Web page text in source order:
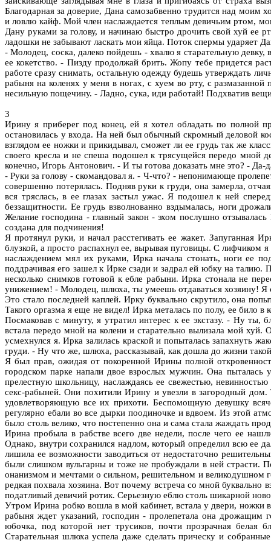
Благодарная за доверие, Дана самозабвенно трудится над моим
и ловлю кайф. Мой член наслаждается теплым девичьим ртом,
Дану руками за голову, и начинаю быстро дрочить свой хуй ее
ладошки не забывают ласкать мои яйца. Поток спермы ударяет
- Молодец, соска, далеко пойдешь - хвалю я старательную
ее кокетство. - Пизду продолжай брить. Жопу тебе придется
работе сразу снимать, остальную одежду будешь утверждать
рабыня на коленях у меня в ногах, с хуем во рту, с
несильную пощечину. - Ладно, сука, иди работай! Подхватив
3
Ирину я приберег под конец, ей я хотел обладать по полной
остановилась у входа. На ней был обычный скромный деловой
взглядом ее ножки и прикидывал, сможет ли ее грудь так же
своего кресла и не спеша подошел к трясущейся передо мной
конечно, Игорь Антонович. - И ты готова доказать мне это? - Да-
- Руки за голову - скомандовал я. - Ч-что? - непонимающе
совершенно потерялась. Подняв руки к груди, она замерла,
вся тряслась, в ее глазах застыл ужас. Я подошел к ней
беззащитности. Ее грудь взволнованно вздымалась, ноги
Желание господина - главный закон - эхом послушно
создана для подчинения!
Я протянул руки, и начал расстегивать ее жакет. Запуганная
блузкой, а просто распахнул ее, вырывая пуговицы. С лифчиком
наслаждением мял их руками, Ирка начала стонать, ноги ее
поддрачивая его зашел к Ирке сзади и задрал ей юбку на талию.
несколько снимков готовой к ебле рабыни. Ирка стонала не
унижением! - Молодец, шлюха, ты умеешь отдаваться хозяину! Я
Это стало последней каплей. Ирку буквально скрутило, она
Такого оргазма я еще не видел! Ирка металась по полу, ее било
Посмаковав с минуту, я утратил интерес к ее экстазу. - Ну
встала передо мной на колени и старательно вылизала мой
усмехнулся я. Ирка залилась краской и попыталась запахнуть
груди. - Ну что же, шлюха, рассказывай, как дошла до жизни
Я был прав, ожидая от покоренной Ирины полной
городском парке напали двое взрослых мужчин. Она
прелестную школьницу, наслаждаясь ее свежестью,
секс-рабыней. Они похитили Ирину и увезли в загородный
удовлетворяющую все их прихоти. Беспомощную девушку
регулярно ебали во все дырки поодиночке и вдвоем. Из этой
было столь велико, что постепенно она и сама стала жаждать
Ирина пробыла в рабстве всего две недели, после чего ее
Однако, внутри сохранился надлом, который определил всю ее
лишила ее возможности заводиться от недостаточно
были слишком вульгарны и тоже не пробуждали в ней страсти.
онанизмом и мечтами о сильном, решительном и великодушном
редкая похвала хозяина. Вот почему встреча со мной буквально
податливый девичий ротик. Серьезную еблю столь шикарной
Утром Ирина робко вошла в мой кабинет, встала у двери, ножки
рабыня ждет указаний, господин - пролепетала она дрожащим
юбочка, под которой нет трусиков, почти прозрачная белая
Старательная шлюха успела даже сделать прическу и